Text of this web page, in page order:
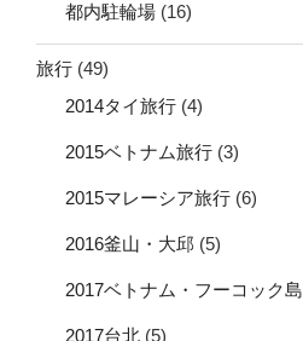
都内駐輪場 (16)
旅行 (49)
2014タイ旅行 (4)
2015ベトナム旅行 (3)
2015マレーシア旅行 (6)
2016釜山・大邱 (5)
2017ベトナム・フーコック島
2017台北 (5)